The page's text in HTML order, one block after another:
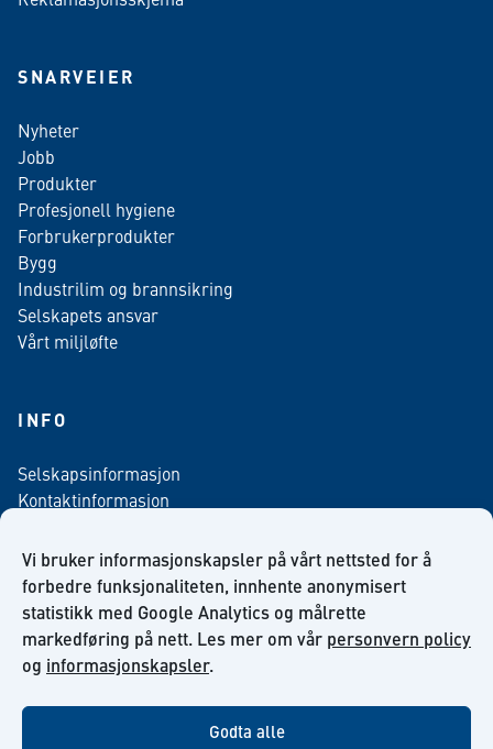
Vi bruker informasjonskapsler på vårt nettsted for å
forbedre funksjonaliteten, innhente anonymisert
statistikk med Google Analytics og målrette
markedføring på nett. Les mer om vår personvern policy
og informasjonskapsler.
Godta alle
SNARVEIER
Nyheter
Jobb
Produkter
Profesjonell hygiene
Forbrukerprodukter
Bygg
Industrilim og brannsikring
Selskapets ansvar
Vårt miljløfte
INFO
Selskapsinformasjon
Kontaktinformasjon
Salgsbetingelser
Nyhetsbrev påmelding